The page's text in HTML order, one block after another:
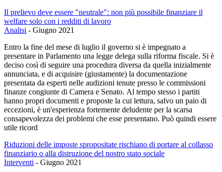
Il prelievo deve essere "neutrale": non più possibile finanziare il
welfare solo con i redditi di lavoro
Analisi - Giugno 2021
Entro la fine del mese di luglio il governo si è impegnato a
presentare in Parlamento una legge delega sulla riforma fiscale. Si è
deciso così di seguire una procedura diversa da quella inizialmente
annunciata, e di acquisire (giustamente) la documentazione
presentata da esperti nelle audizioni tenute presso le commissioni
finanze congiunte di Camera e Senato. Al tempo stesso i partiti
hanno propri documenti e proposte la cui lettura, salvo un paio di
eccezioni, è un'esperienza fortemente deludente per la scarsa
consapevolezza dei problemi che esse presentano. Può quindi essere
utile ricord
Riduzioni delle imposte spropositate rischiano di portare al collasso
finanziario o alla distruzione del nostro stato sociale
Interventi - Giugno 2021